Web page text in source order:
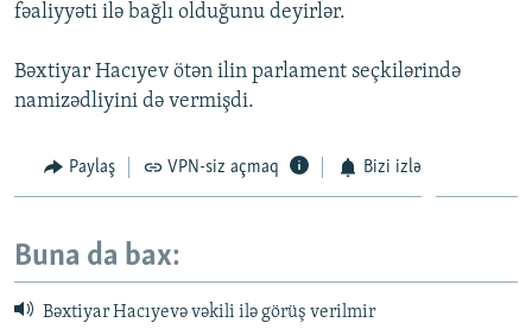
fəaliyyəti ilə bağlı olduğunu deyirlər.
Bəxtiyar Hacıyev ötən ilin parlament seçkilərində
namizədliyini də vermişdi.
Paylaş VPN-siz açmaq Bizi izlə
Buna da bax:
Bəxtiyar Hacıyevə vəkili ilə görüş verilmir